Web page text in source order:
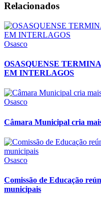
Relacionados
Osasco
OSASQUENSE
EM INTERLAGOS
Osasco
Câmara Municipal cria
Osasco
Comissão de Educação
municipais